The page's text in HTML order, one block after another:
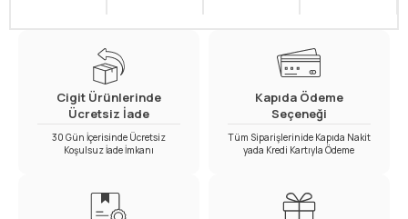
Cigit Ürünlerinde
Ücretsiz İade
30 Gün İçerisinde Ücretsiz
Koşulsuz İade İmkanı
Kapıda Ödeme
Seçeneği
Tüm Siparişlerinide Kapıda Nakit
yada Kredi Kartıyla Ödeme